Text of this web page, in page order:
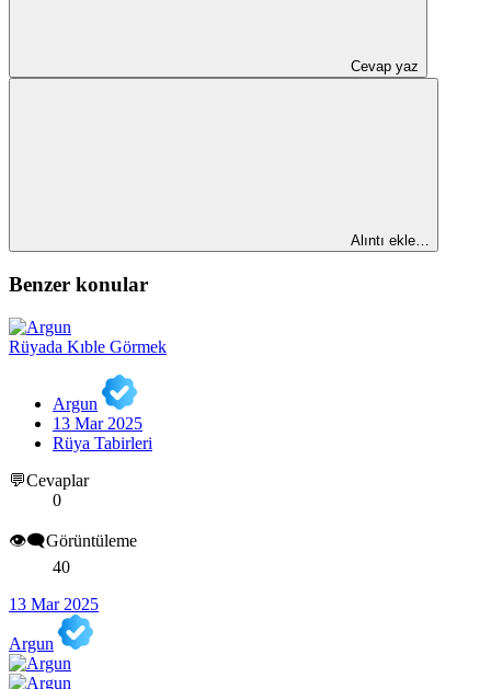
Cevap yaz
Alıntı ekle…
Benzer konular
Rüyada Kıble Görmek
Argun
13 Mar 2025
Rüya Tabirleri
💬Cevaplar
0
👁️‍🗨️Görüntüleme
40
13 Mar 2025
Argun